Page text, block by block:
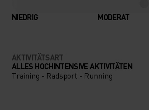
NIEDRIG MODERAT
AKTIVITÄTSART
ALLES HOCHINTENSIVE AKTIVITÄTEN
Training - Radsport - Running